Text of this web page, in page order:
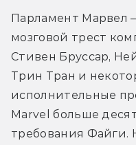
Парламент Марвел
мозговой трест
Стивен Бруссар,
Трин Тран и
исполнительные
Marvel больше
требования Файги.